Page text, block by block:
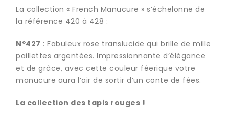
La collection « French Manucure » s’échelonne de
la référence 420 à 428 :
Nº427 : Fabuleux rose translucide qui brille de mille
paillettes argentées. Impressionnante d’élégance
et de grâce, avec cette couleur féerique votre
manucure aura l’air de sortir d’un conte de fées.
La collection des tapis rouges !